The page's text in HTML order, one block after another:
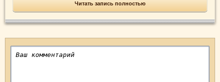
Читать запись полностью